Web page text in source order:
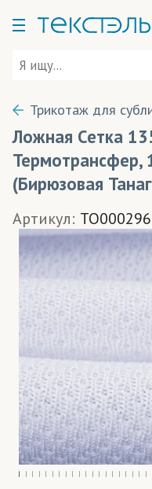
Трикотаж для
Ложная Сетка
Термотрансфер,
(Бирюзовая
Артикул: TO000296